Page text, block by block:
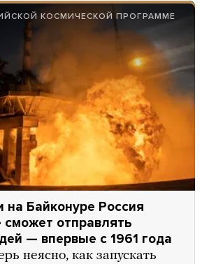
КОСМИЧЕСКОЙ ПРОГРАММЕ
на Байконуре Россия
сможет отправлять
— впервые с 1961 года
неясно, как запускать